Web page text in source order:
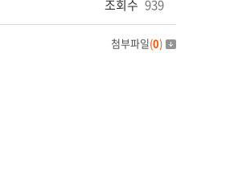
조회수 939
첨부파일(0)